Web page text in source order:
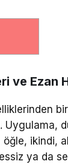
ve Ezan
ikindi,
ya da